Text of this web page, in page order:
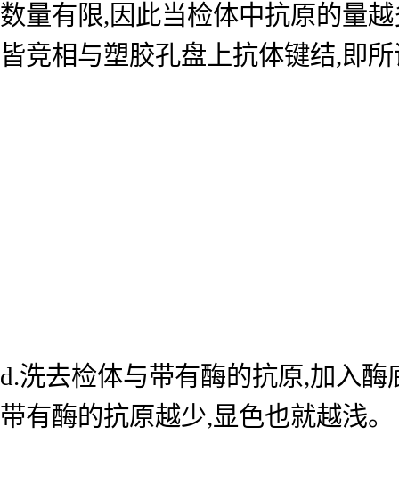
数量有限,因此当检体中抗原的量
皆竞相与塑胶孔盘上抗体键结,即
d.洗去检体与带有酶的抗原,加入
带有酶的抗原越少,显色也就越浅。